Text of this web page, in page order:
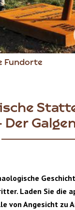
Fundorte
Laden Sie die
von Angesicht zu